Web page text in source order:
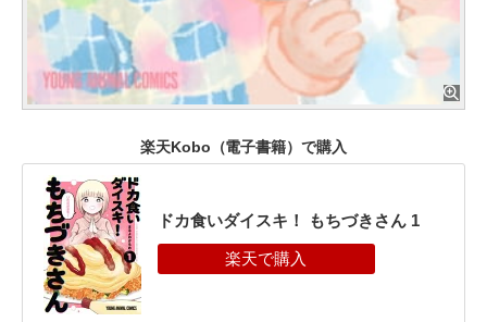
楽天Kobo（電子書籍）で購入
ドカ食いダイスキ！ もちづきさん 1